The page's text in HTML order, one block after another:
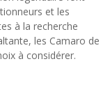
et les
à la recherche
les Camaro de
à considérer.